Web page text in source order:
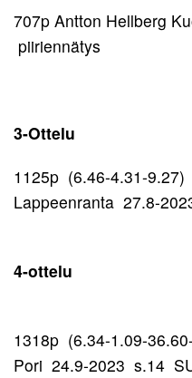
707p Antton Hellberg
piiriennätys
3-Ottelu
1125p (6.46-4.31-9.27)
Lappeenranta 27.8-
4-ottelu
1318p (6.34-1.09-
Pori 24.9-2023 s.14